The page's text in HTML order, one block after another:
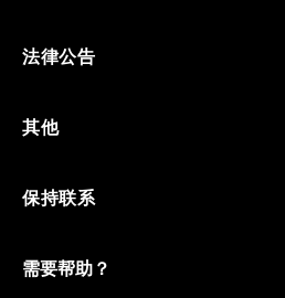
法律公告
其他
保持联系
需要帮助？